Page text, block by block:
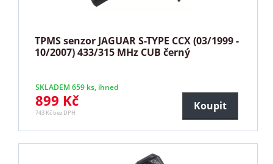
TPMS senzor JAGUAR S-TYPE CCX (03/1999 -
10/2007) 433/315 MHz CUB černý
SKLADEM 659 ks, ihned
899 Kč
743 Kč bez DPH
Koupit